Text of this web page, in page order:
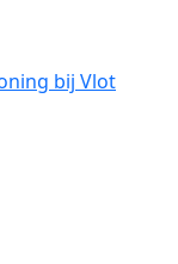
bij Vlot